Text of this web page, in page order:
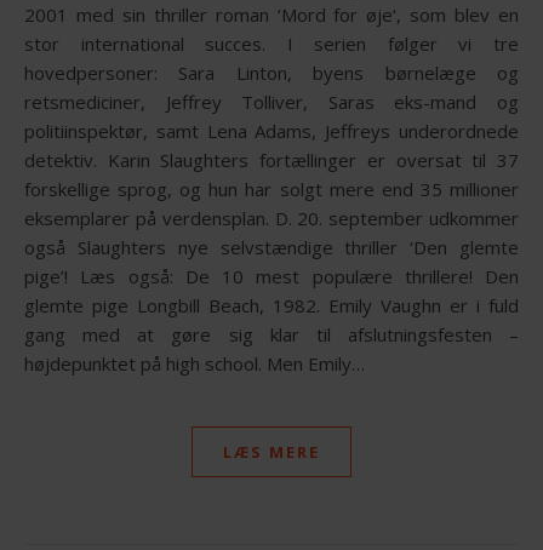
2001 med sin thriller roman ‘Mord for øje‘, som blev en
stor international succes. I serien følger vi tre
hovedpersoner: Sara Linton, byens børnelæge og
retsmediciner, Jeffrey Tolliver, Saras eks-mand og
politiinspektør, samt Lena Adams, Jeffreys underordnede
detektiv. Karin Slaughters fortællinger er oversat til 37
forskellige sprog, og hun har solgt mere end 35 millioner
eksemplarer på verdensplan. D. 20. september udkommer
også Slaughters nye selvstændige thriller ‘Den glemte
pige’! Læs også: De 10 mest populære thrillere! Den
glemte pige Longbill Beach, 1982. Emily Vaughn er i fuld
gang med at gøre sig klar til afslutningsfesten –
højdepunktet på high school. Men Emily…
LÆS MERE